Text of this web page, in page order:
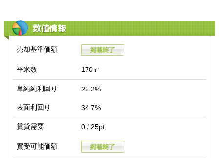
数値情報
売却基準価額
平米数 170㎡
単純純利回り 25.2%
表面利回り 34.7%
賃貸需要 0 / 25pt
買受可能価額